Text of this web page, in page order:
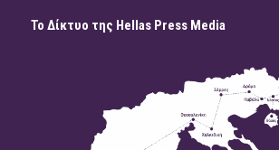
Το Δίκτυο της Hellas Press Media